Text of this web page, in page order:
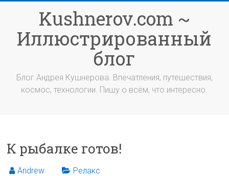
содержимомуKushnerov.com ~
Иллюстрированный
блог
Блог Андрея Кушнерова. Впечатления, путешествия,
космос, технологии. Пишу о всём, что интересно.
К рыбалке готов!
Andrew Релакс